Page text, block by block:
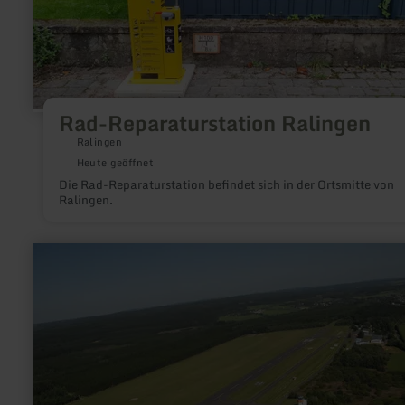
Rad-Reparaturstation Ralingen
Ralingen
Heute geöffnet
Die Rad-Reparaturstation befindet sich in der Ortsmitte von
Ralingen.